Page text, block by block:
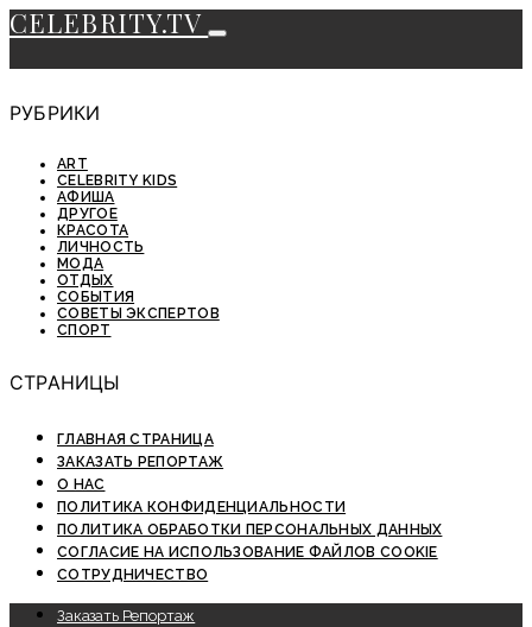
CELEBRITY.TV
РУБРИКИ
ART
CELEBRITY KIDS
АФИША
ДРУГОЕ
КРАСОТА
ЛИЧНОСТЬ
МОДА
ОТДЫХ
СОБЫТИЯ
СОВЕТЫ ЭКСПЕРТОВ
СПОРТ
СТРАНИЦЫ
ГЛАВНАЯ СТРАНИЦА
ЗАКАЗАТЬ РЕПОРТАЖ
О НАС
ПОЛИТИКА КОНФИДЕНЦИАЛЬНОСТИ
ПОЛИТИКА ОБРАБОТКИ ПЕРСОНАЛЬНЫХ ДАННЫХ
СОГЛАСИЕ НА ИСПОЛЬЗОВАНИЕ ФАЙЛОВ COOKIE
СОТРУДНИЧЕСТВО
Заказать Репортаж